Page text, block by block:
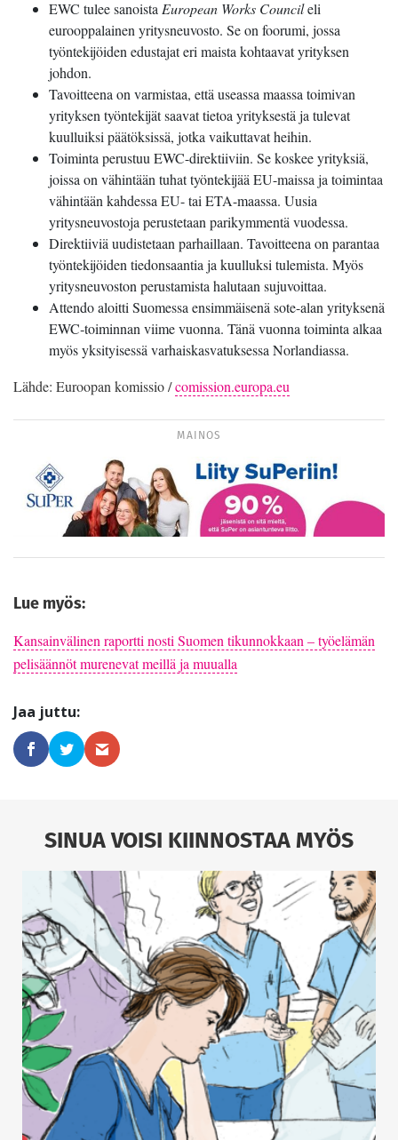
EWC tulee sanoistaEuropean Works Councileli
eurooppalainen yritysneuvosto. Se on foorumi, jossa
työntekijöiden edustajat eri maista kohtaavat yrityksen
johdon.
Tavoitteena on varmistaa, että useassa maassa toimivan
yrityksen työntekijät saavat tietoa yrityksestä ja tulevat
kuulluiksi päätöksissä, jotka vaikuttavat heihin.
Toiminta perustuu EWC-direktiiviin. Se koskee yrityksiä,
joissa on vähintään tuhat työntekijää EU-maissa ja toimintaa
vähintään kahdessa EU- tai ETA-maassa. Uusia
yritysneuvostoja perustetaan parikymmentä vuodessa.
Direktiiviä uudistetaan parhaillaan. Tavoitteena on parantaa
työntekijöiden tiedonsaantia ja kuulluksi tulemista. Myös
yritysneuvoston perustamista halutaan sujuvoittaa.
Attendo aloitti Suomessa ensimmäisenä sote-alan yrityksenä
EWC‑toiminnan viime vuonna. Tänä vuonna toiminta alkaa
myös yksityisessä varhaiskasvatuksessa Norlandiassa.
Lähde: Euroopan komissio /comission.europa.eu
MAINOS
Lue myös:
Kansainvälinen raportti nosti Suomen tikunnokkaan – työelämän
pelisäännöt murenevat meillä ja muualla
SINUA VOISI KIINNOSTAA MYÖS